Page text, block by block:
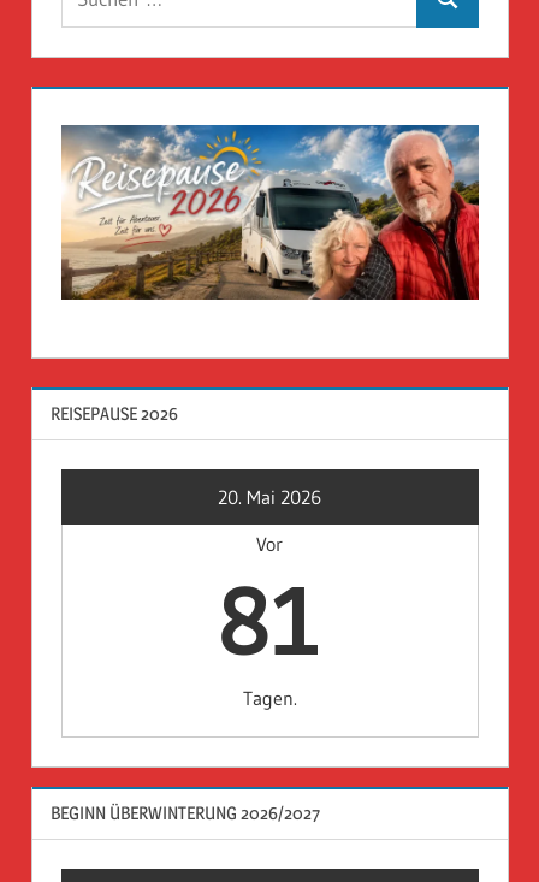
Suchen
REISEPAUSE 2026
20. Mai 2026
Vor
81
Tagen.
BEGINN ÜBERWINTERUNG 2026/2027